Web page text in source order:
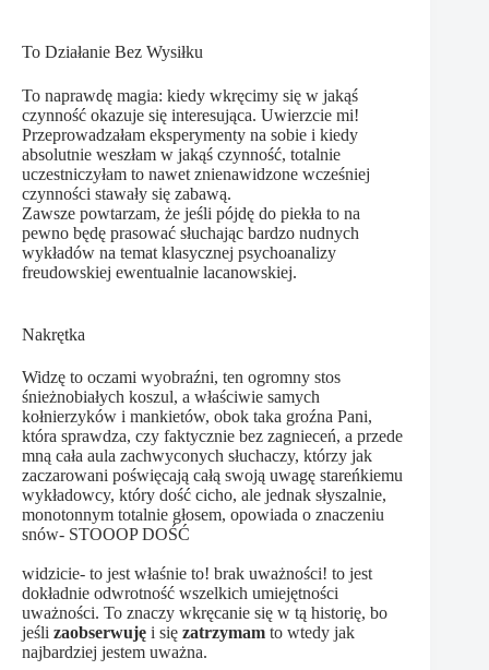
To Działanie Bez Wysiłku
To naprawdę magia: kiedy wkręcimy się w jakąś
czynność okazuje się interesująca. Uwierzcie mi!
Przeprowadzałam eksperymenty na sobie i kiedy
absolutnie weszłam w jakąś czynność, totalnie
uczestniczyłam to nawet znienawidzone wcześniej
czynności stawały się zabawą.
Zawsze powtarzam, że jeśli pójdę do piekła to na
pewno będę prasować słuchając bardzo nudnych
wykładów na temat klasycznej psychoanalizy
freudowskiej ewentualnie lacanowskiej.
Nakrętka
Widzę to oczami wyobraźni, ten ogromny stos
śnieżnobiałych koszul, a właściwie samych
kołnierzyków i mankietów, obok taka groźna Pani,
która sprawdza, czy faktycznie bez zagnieceń, a przede
mną cała aula zachwyconych słuchaczy, którzy jak
zaczarowani poświęcają całą swoją uwagę stareńkiemu
wykładowcy, który dość cicho, ale jednak słyszalnie,
monotonnym totalnie głosem, opowiada o znaczeniu
snów- STOOOP DOŚĆ
widzicie- to jest właśnie to! brak uważności! to jest
dokładnie odwrotność wszelkich umiejętności
uważności. To znaczy wkręcanie się w tą historię, bo
jeśli zaobserwuję i się zatrzymam to wtedy jak
najbardziej jestem uważna.